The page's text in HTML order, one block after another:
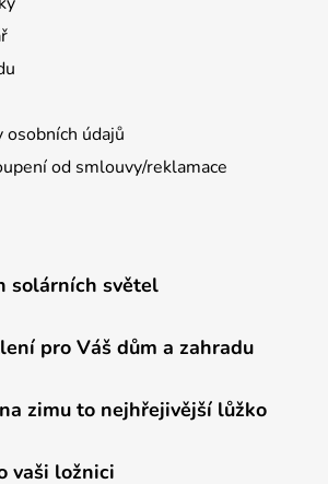
osobních údajů
od smlouvy/reklamace
solárních světel
pro Váš dům a zahradu
zimu to nejhřejivější lůžko
vaši ložnici